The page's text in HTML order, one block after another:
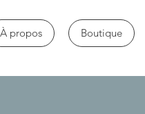
À propos Boutique